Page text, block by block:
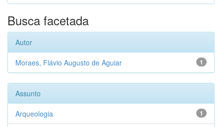
Busca facetada
Autor
1
Moraes, Flávio Augusto de Aguiar
Assunto
1
Arqueologia